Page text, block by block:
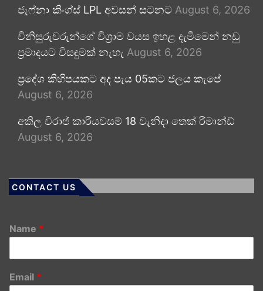
ජැෆ්නා කිංග්ස් LPL අවසන් සටනට August 6, 2026
විනිසුරුවරුන්ගේ විශ්‍රාම වයස ඉහළ දැමීමෙන් නඩු
ප්‍රමාදයට විසඳුමක් නැහැ August 6, 2026
ප්‍රදේශ කිහිපයකට අද පැය 05කට ජලය කැපේ
August 6, 2026
අකිල විරාජ් කාරියවසම් 18 වැනිදා තෙක් රිමාන්ඩ්
August 6, 2026
CONTACT US
Name *
Email *